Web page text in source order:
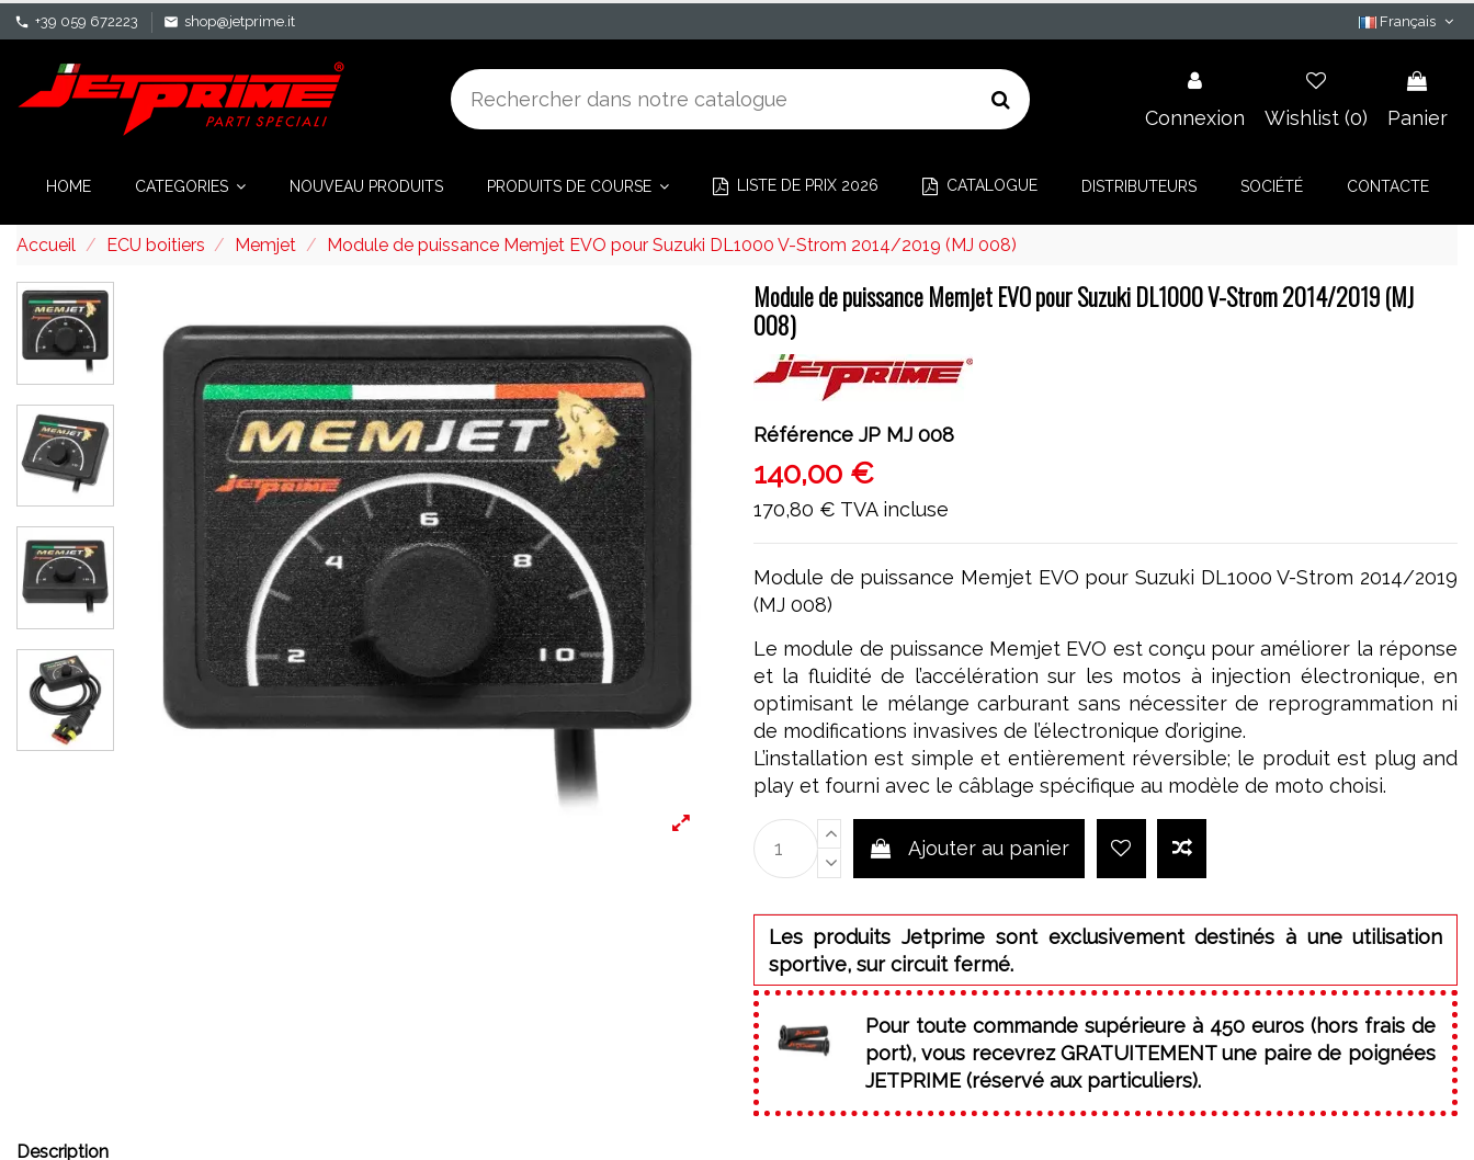
phone +39 059 672223 mail shop@jetprime.it Français
Connexion Wishlist (0) Panier
HOME CATEGORIES NOUVEAU PRODUITS PRODUITS DE COURSE LISTE DE PRIX 2026 CATALOGUE DISTRIBUTEURS SOCIÉTÉ CONTACTE
Accueil ECU boitiers Memjet Module de puissance Memjet EVO pour Suzuki DL1000 V-Strom 2014/2019 (MJ 008)
Module de puissance Memjet EVO pour Suzuki DL1000 V-Strom 2014/2019 (MJ
008)
Référence JP MJ 008
140,00 €
170,80 € TVA incluse
Module de puissance Memjet EVO pour Suzuki DL1000 V-Strom 2014/2019
(MJ 008)
Le module de puissance Memjet EVO est conçu pour améliorer la réponse
et la fluidité de l’accélération sur les motos à injection électronique, en
optimisant le mélange carburant sans nécessiter de reprogrammation ni
de modifications invasives de l’électronique d’origine.
L’installation est simple et entièrement réversible; le produit est plug and
play et fourni avec le câblage spécifique au modèle de moto choisi.
Ajouter au panier
Les produits Jetprime sont exclusivement destinés à une utilisation
sportive, sur circuit fermé.
Pour toute commande supérieure à 450 euros (hors frais de
port), vous recevrez GRATUITEMENT une paire de poignées
JETPRIME (réservé aux particuliers).
Description